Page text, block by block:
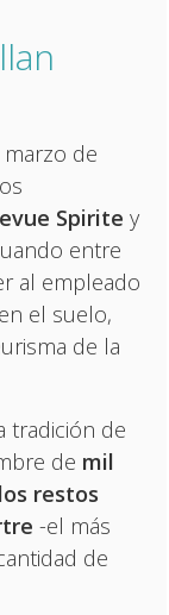
de
Spirite y
entre
al empleado
el suelo,
de la
tradición de
de mil
restos
-el más
de